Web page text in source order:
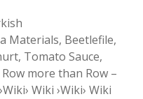
Materials, Beetlefile,
Tomato Sauce,
more than Row –
Wiki ›Wiki› Wiki